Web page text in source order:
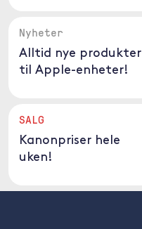
Nyheter
Alltid nye produkter
til Apple-enheter!
SALG
Kanonpriser hele
uken!